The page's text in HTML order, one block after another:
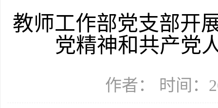
教师工作部党支部开
党精神和共产党
作者： 时间：